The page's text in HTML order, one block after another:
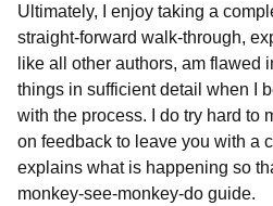
Ultimately, I enjoy taking a
straight-forward walk-through,
like all other authors, am flawed
things in sufficient detail when I
with the process. I do try hard to
on feedback to leave you with a
explains what is happening so
monkey-see-monkey-do guide.